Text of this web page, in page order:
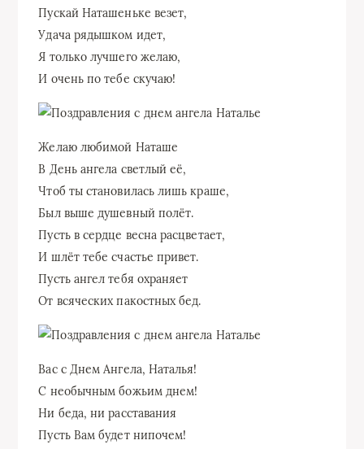
Пускай Наташеньке везет,
Удача рядышком идет,
Я только лучшего желаю,
И очень по тебе скучаю!
Желаю любимой Наташе
В День ангела светлый её,
Чтоб ты становилась лишь краше,
Был выше душевный полёт.
Пусть в сердце весна расцветает,
И шлёт тебе счастье привет.
Пусть ангел тебя охраняет
От всяческих пакостных бед.
Вас с Днем Ангела, Наталья!
С необычным божьим днем!
Ни беда, ни расставания
Пусть Вам будет нипочем!